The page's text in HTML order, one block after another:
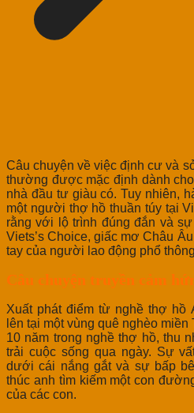
Câu chuyện về việc định cư và
thường được mặc định dành
nhà đầu tư giàu có. Tuy nhiên,
một người thợ hồ thuần túy tại
rằng với lộ trình đúng đắn và
Viets’s Choice, giấc mơ Châu
tay của người lao động phổ
Câu chuyện truyền cảm
Xuất phát điểm từ nghề thợ hồ
lên tại một vùng quê nghèo
10 năm trong nghề thợ hồ, thu
trải cuộc sống qua ngày. Sự
dưới cái nắng gắt và sự bấp
thúc anh tìm kiếm một con
của các con.